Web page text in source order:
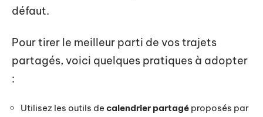
défaut.
Pour tirer le meilleur parti de vos trajets
partagés, voici quelques pratiques à adopter
:
Utilisez les outils de calendrier partagé proposés par